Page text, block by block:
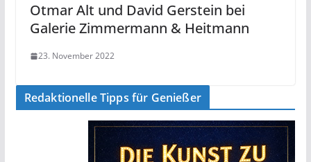
Otmar Alt und David Gerstein bei
Galerie Zimmermann & Heitmann
23. November 2022
Redaktionelle Tipps für Genießer